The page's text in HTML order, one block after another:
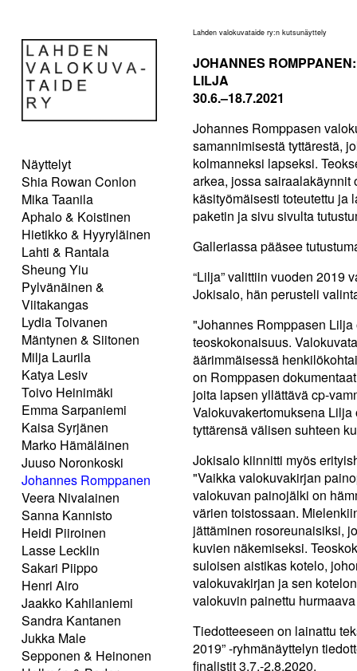
Näyttelyt
Shia Rowan Conlon
Mika Taanila
Aphalo & Koistinen
Hietikko & Hyyryläinen
Lahti & Rantala
Sheung Yiu
Pylvänäinen &
Viitakangas
Lydia Toivanen
Mäntynen & Siitonen
Milja Laurila
Katya Lesiv
Toivo Heinimäki
Emma Sarpaniemi
Kaisa Syrjänen
Marko Hämäläinen
Juuso Noronkoski
Johannes Romppanen
Veera Nivalainen
Sanna Kannisto
Heidi Piiroinen
Lasse Lecklin
Sakari Piippo
Henri Airo
Jaakko Kahilaniemi
Sandra Kantanen
Jukka Male
Sepponen & Heinonen
Lahden valokuvataide ry:n kutsunäyttely
JOHANNES ROMPPANEN:
LILJA
30.6.–18.7.2021
Johannes Romppasen
samannimisestä tyttärestä,
kolmanneksi lapseksi.
arkea, jossa sairaalakäynnit
käsityömäisesti toteutettu ja
paketin ja sivu sivulta
Galleriassa pääsee
“Lilja” valittiin vuoden 2019
Jokisalo, hän perusteli
"Johannes Romppasen
teoskokonaisuus.
äärimmäisessä
on Romppasen
joita lapsen yllättävä cp-
Valokuvakertomuksena
tyttärensä välisen suhteen
Jokisalo kiinnitti myös
"Vaikka valokuvakirjan
valokuvan painojälki on
värien toistossaan.
jättäminen rosoreunaisiksi,
kuvien näkemiseksi.
suloisen aistikas kotelo,
valokuvakirjan ja sen
valokuvin painettu
Tiedotteeseen on lainattu
2019” -ryhmänäyttelyn
finalistit 3.7.-2.8.2020.